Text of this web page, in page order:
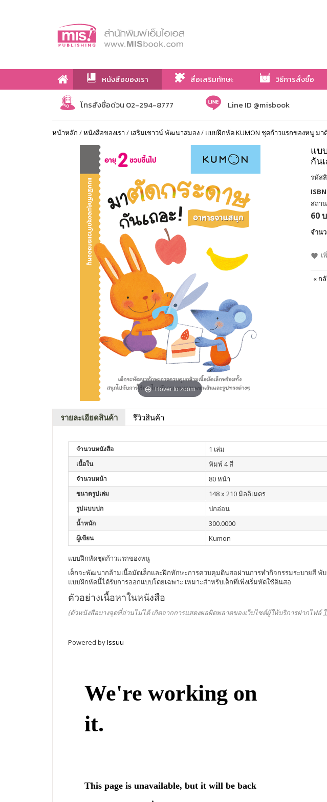
หนังสือของเรา สื่อเสริมทักษะ วิธีการสั่งซื้อ
เกี่ยวกับเรา
โทรสั่งซื้อด่วน 02-294-8777 Line ID @misbook
หน้าหลัก /หนังสือของเรา / เสริมเชาวน์ พัฒนาสมอง/ แบบฝึกหัด KUMON ชุดก้าวแรกของหนู ม
Hover to zoom
แบ
กัน
รหัส
สถา
60
จำน
เ
« ก
รายละเอียดสินค้า รีวิวสินค้า
จำนวนหนังสือ 1 เล่ม
เนื้อใน พิมพ์ 4 สี
จำนวนหน้า 80 หน้า
ขนาดรูปเล่ม 148 x 210 มิลลิเมตร
รูปแบบปก ปกอ่อน
น้ำหนัก 300.0000
ผู้เขียน Kumon
แบบฝึกหัดชุดก้าวแรกของหนู
เด็กจะพัฒนากล้ามเนื้อมัดเล็กและฝึกทักษะการควบคุมดินสอผ่านการทำกิจกรรมระบายสี
แบบฝึกหัดนี้ได้รับการออกแบบโดยเฉพาะ เหมาะสำหรับเด็กที่เพิ่งเริ่มหัดใช้ดินสอ
ตัวอย่างเนื้อหาในหนังสือ
(ตัวหนังสือบางจุดที่อ่านไม่ได้ เกิดจากการแสดงผลผิดพลาดของเว็บไซต์ผู้ให้บริการฝากไฟล์
Powered byIssuu